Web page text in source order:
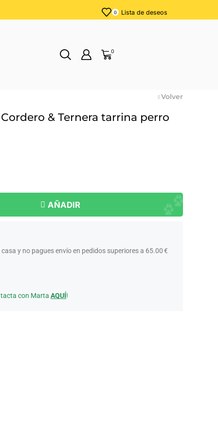
0 Lista de deseos
0
Volver
& Ternera tarrina perro
AÑADIR
y no pagues envío en pedidos superiores a 65.00 €
con Marta AQUÍ!